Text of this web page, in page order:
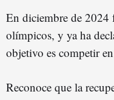
En diciembre de 2024
olímpicos, y ya ha
objetivo es competir
Reconoce que la